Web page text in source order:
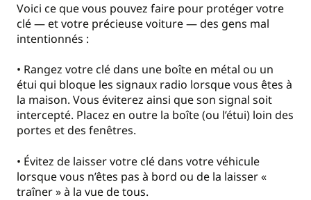
Voici ce que vous pouvez faire pour protéger votre
clé — et votre précieuse voiture — des gens mal
intentionnés :
• Rangez votre clé dans une boîte en métal ou un
étui qui bloque les signaux radio lorsque vous êtes à
la maison. Vous éviterez ainsi que son signal soit
intercepté. Placez en outre la boîte (ou l’étui) loin des
portes et des fenêtres.
• Évitez de laisser votre clé dans votre véhicule
lorsque vous n’êtes pas à bord ou de la laisser «
traîner » à la vue de tous.